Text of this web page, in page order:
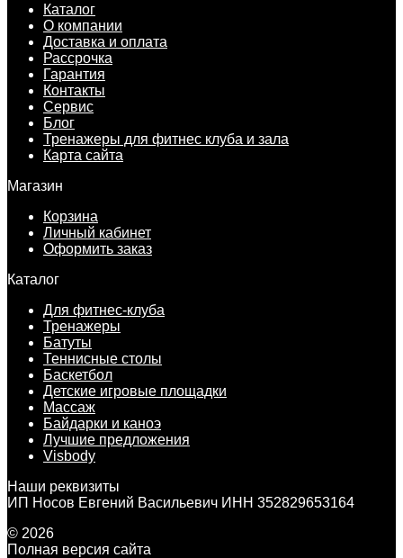
Каталог
О компании
Доставка и оплата
Рассрочка
Гарантия
Контакты
Сервис
Блог
Тренажеры для фитнес клуба и зала
Карта сайта
Магазин
Корзина
Личный кабинет
Оформить заказ
Каталог
Для фитнес-клуба
Тренажеры
Батуты
Теннисные столы
Баскетбол
Детские игровые площадки
Массаж
Байдарки и каноэ
Лучшие предложения
Visbody
Наши реквизиты
ИП Носов Евгений Васильевич ИНН 352829653164
© 2026
Полная версия сайта